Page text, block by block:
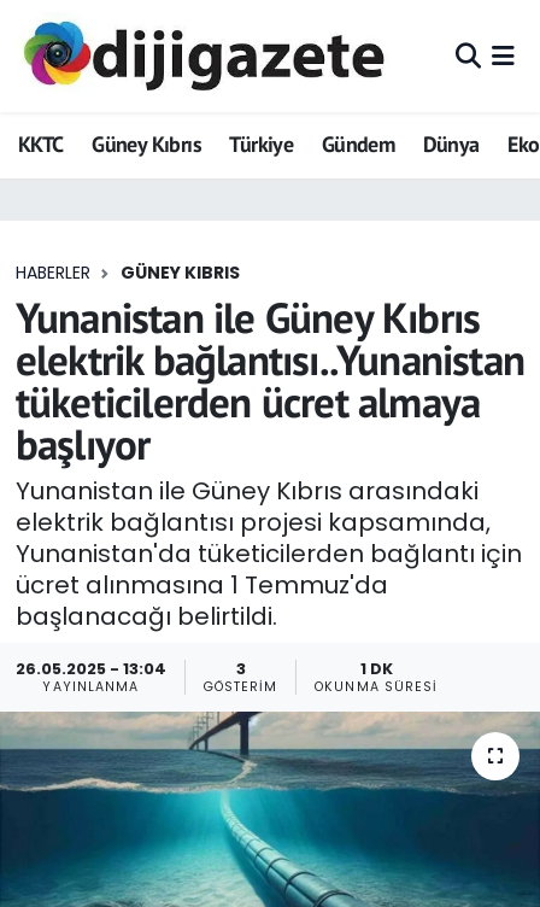
KKTC Güney Kıbrıs Türkiye Gündem Dünya
HABERLER GÜNEY KIBRIS
Yunanistan ile Güney Kıbrıs
elektrik bağlantısı..Yunanistan
tüketicilerden ücret almaya
başlıyor
Yunanistan ile Güney Kıbrıs arasındaki
elektrik bağlantısı projesi kapsamında,
Yunanistan'da tüketicilerden bağlantı için
ücret alınmasına 1 Temmuz'da
başlanacağı belirtildi.
26.05.2025 - 13:04
YAYINLANMA
3
GÖSTERIM
1 DK
OKUNMA SÜRESI
ADVERTORIAL
Dijigazete
Eğitim
Ekonomi
Foto Galeri
GEZİ
Güncel
Gündem
KKTC YEREL SEÇİM 2018
Kültür Sanat
Moda
Hava Durumu
Trafik Durumu
Tüm Manşetler
Son Dakika Haberleri
Haber Arşivi